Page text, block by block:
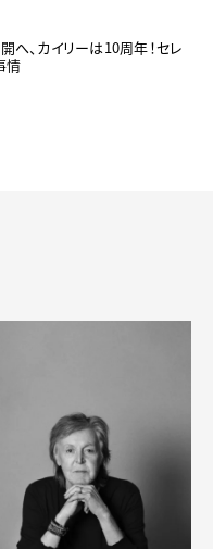
、カイリーは10周年！セレ
情